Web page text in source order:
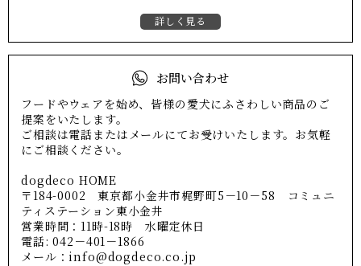
詳しく見る
お問い合わせ
フードやウェアを始め、皆様の愛犬にふさわしい商品のご
提案をいたします。
ご相談は電話またはメールにてお受けいたします。お気軽
にご相談ください。
dogdeco HOME
〒184-0002 東京都小金井市梶野町5－10－58 コミュニ
ティステーション東小金井
営業時間：11時-18時 水曜定休日
電話: 042－401－1866
メール：info@dogdeco.co.jp